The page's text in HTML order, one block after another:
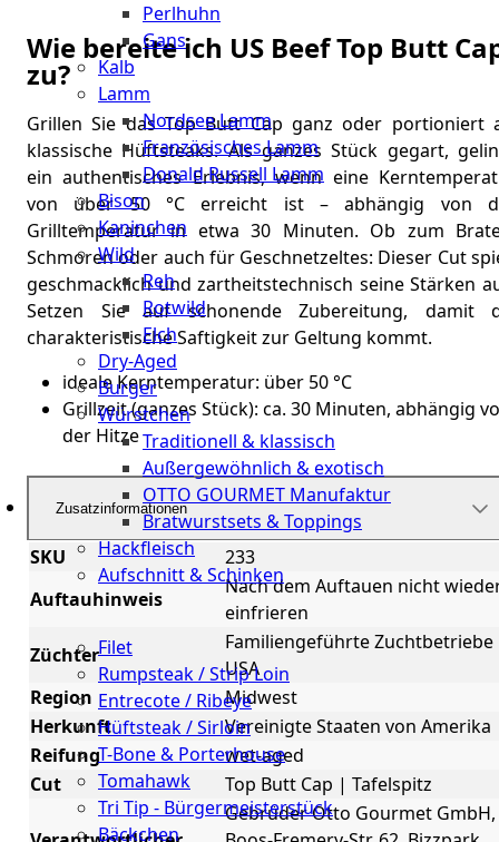
Perlhuhn
Gans
Kalb
Lamm
Nordsee Lamm
Französisches Lamm
Donald Russell Lamm
Bison
Kaninchen
Wild
Reh
Rotwild
Elch
Dry-Aged
Burger
Würstchen
Traditionell & klassisch
Außergewöhnlich & exotisch
OTTO GOURMET Manufaktur
Bratwurstsets & Toppings
Hackfleisch
Aufschnitt & Schinken
Filet
Rumpsteak / Strip Loin
Entrecote / Ribeye
Hüftsteak / Sirloin
T-Bone & Porterhouse
Tomahawk
Tri Tip - Bürgermeisterstück
Bäckchen
Wie bereite ich US Beef Top Butt
zu?
Grillen Sie das Top Butt Cap ganz oder portioniert
klassische Hüftsteaks. Als ganzes Stück gegart,
ein authentisches Erlebnis, wenn eine
von über 50 °C erreicht ist – abhängig von
Grilltemperatur in etwa 30 Minuten. Ob zum
Schmoren oder auch für Geschnetzeltes: Dieser Cut
geschmacklich und zartheitstechnisch seine Stärken
Setzen Sie auf schonende Zubereitung, damit
charakteristische Saftigkeit zur Geltung kommt.
ideale Kerntemperatur: über 50 °C
Grillzeit (ganzes Stück): ca. 30 Minuten, abhängig
der Hitze
Zusatzinformationen
SKU
233
Auftauhinweis
Nach dem Auftauen nicht
einfrieren
Züchter
Familiengeführte Zuchtbetriebe
USA
Region
Midwest
Herkunft
Vereinigte Staaten von Amerika
Reifung
wet-aged
Cut
Top Butt Cap | Tafelspitz
Gebrüder Otto Gourmet GmbH,